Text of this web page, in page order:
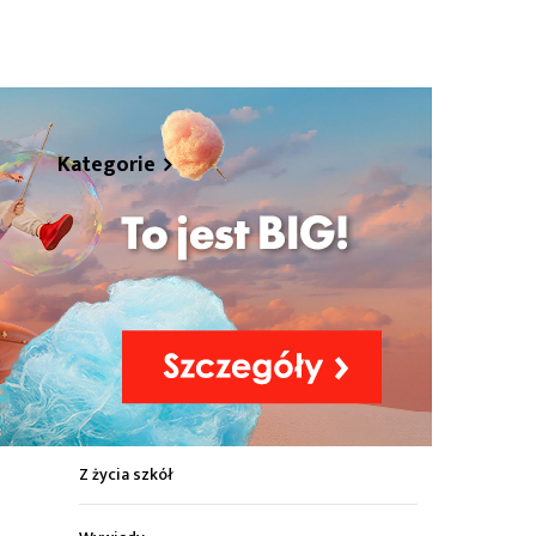
Kategorie
Z życia miasta
Sport
Kultura
Wiadomości z regionu
Z życia szkół